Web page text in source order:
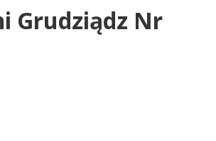
Grudziądz Nr